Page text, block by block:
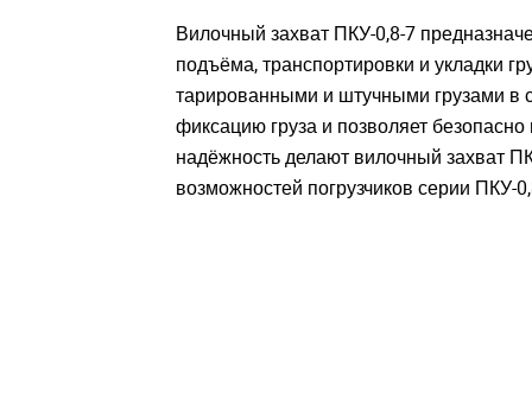
Вилочный захват ПКУ-0,8-7
подъёма, транспортировки и укладки
тарированными и штучными грузами в
фиксацию груза и позволяет
надёжность делают вилочный захват
возможностей погрузчиков серии ПКУ-